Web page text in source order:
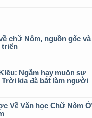
chữ Nôm, nguồn gốc và
triển
Ngẫm hay muôn sự
Trời kia đã bắt làm người
Về Văn học Chữ Nôm Ở